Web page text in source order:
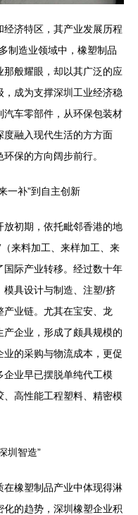
济特区，其产业发展历程
制造业领域中，橡塑制品
般耀眼，却以其广泛的应
成为支撑深圳工业经济稳
车零部件，从环保包装材
融入现代生活的方方面
保的方向阔步前行。
一补”到自主创新
初期，依托毗邻香港的地
来料加工、来样加工、来
际产业转移。经过数十年
模具设计与制造、注塑/挤
业链。尤其在宝安、龙
企业，形成了颇具规模的
的采购与物流成本，更促
业早已摆脱单纯代工模
高性能工程塑料、精密模
圳智造”
橡塑制品产业中体现得淋
的趋势，深圳橡塑企业积